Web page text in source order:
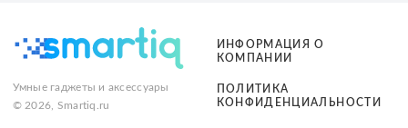
Умные гаджеты и аксессуары
© 2026, Smartiq.ru
ИНФОРМАЦИЯ О
КОМПАНИИ
ПОЛИТИКА
КОНФИДЕНЦИАЛЬНОСТИ